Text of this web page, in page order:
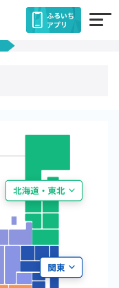
ふるいち
アプリ